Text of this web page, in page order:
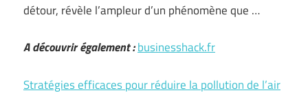
détour, révèle l’ampleur d’un phénomène que …
A découvrir également :businesshack.fr
Stratégies efficaces pour réduire la pollution de l’air